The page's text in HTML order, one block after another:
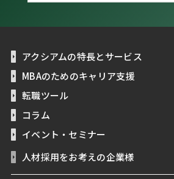
アクシアムの特長とサービス
MBAのためのキャリア支援
転職ツール
コラム
イベント・セミナー
人材採用をお考えの企業様